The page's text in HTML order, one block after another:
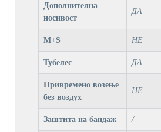
Дополнителна
носивост
ДА
M+S НЕ
Тубелес ДА
Привремено возење
без воздух
НЕ
Заштита на бандаж /